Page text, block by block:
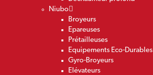
Niubo
Broyeurs
Epareuses
Prétailleuses
Equipements Eco-Durables
Gyro-Broyeurs
Elévateurs